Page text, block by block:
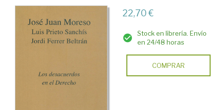
22,70 €
Stock en librería. Envío
en 24/48 horas
COMPRAR